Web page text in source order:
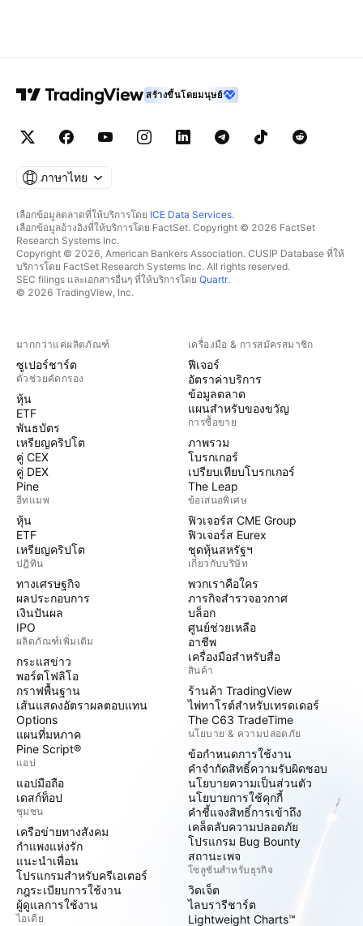
สร้างขึ้นโดยมนุษย์
ภาษาไทย
เลือกข้อมูลตลาดที่ให้บริการโดย ICE Data Services.
เลือกข้อมูลอ้างอิงที่ให้บริการโดย FactSet. Copyright © 2026 FactSet
Research Systems Inc.
Copyright © 2026, American Bankers Association. CUSIP Database ที่ให้
บริการโดย FactSet Research Systems Inc. All rights reserved.
SEC filings และเอกสารอื่นๆ ที่ให้บริการโดย Quartr.
© 2026 TradingView, Inc.
มากกว่าแค่ผลิตภัณฑ์
ซูเปอร์ชาร์ต
ตัวช่วยคัดกรอง
หุ้น
ETF
พันธบัตร
เหรียญคริปโต
คู่ CEX
คู่ DEX
Pine
ฮีทแมพ
หุ้น
ETF
เหรียญคริปโต
ปฏิทิน
ทางเศรษฐกิจ
ผลประกอบการ
เงินปันผล
IPO
ผลิตภัณฑ์เพิ่มเติม
กระแสข่าว
พอร์ตโฟลิโอ
กราฟพื้นฐาน
เส้นแสดงอัตราผลตอบแทน
Options
แผนที่มหภาค
Pine Script®
แอป
แอปมือถือ
เดสก์ท็อป
ชุมชน
เครือข่ายทางสังคม
กำแพงแห่งรัก
แนะนำเพื่อน
โปรแกรมสำหรับครีเอเตอร์
กฎระเบียบการใช้งาน
ผู้ดูแลการใช้งาน
ไอเดีย
เครื่องมือ & การสมัครสมาชิก
ฟีเจอร์
อัตราค่าบริการ
ข้อมูลตลาด
แผนสำหรับของขวัญ
การซื้อขาย
ภาพรวม
โบรกเกอร์
เปรียบเทียบโบรกเกอร์
The Leap
ข้อเสนอพิเศษ
ฟิวเจอร์ส CME Group
ฟิวเจอร์ส Eurex
ชุดหุ้นสหรัฐฯ
เกี่ยวกับบริษัท
พวกเราคือใคร
ภารกิจสำรวจอวกาศ
บล็อก
ศูนย์ช่วยเหลือ
อาชีพ
เครื่องมือสำหรับสื่อ
สินค้า
ร้านค้า TradingView
ไพ่ทาโรต์สำหรับเทรดเดอร์
The C63 TradeTime
นโยบาย & ความปลอดภัย
ข้อกำหนดการใช้งาน
คำจำกัดสิทธิ์ความรับผิดชอบ
นโยบายความเป็นส่วนตัว
นโยบายการใช้คุกกี้
คำชี้แจงสิทธิ์การเข้าถึง
เคล็ดลับความปลอดภัย
โปรแกรม Bug Bounty
สถานะเพจ
โซลูชันสำหรับธุรกิจ
วิดเจ็ต
ไลบรารีชาร์ต
Lightweight Charts™